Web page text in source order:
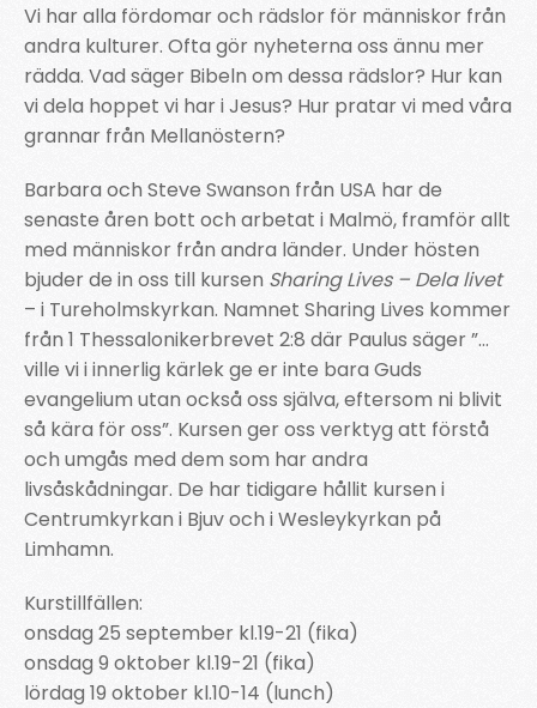
Vi har alla fördomar och rädslor för människor från
andra kulturer. Ofta gör nyheterna oss ännu mer
rädda. Vad säger Bibeln om dessa rädslor? Hur kan
vi dela hoppet vi har i Jesus? Hur pratar vi med våra
grannar från Mellanöstern?
Barbara och Steve Swanson från USA har de
senaste åren bott och arbetat i Malmö, framför allt
med människor från andra länder. Under hösten
bjuder de in oss till kursen Sharing Lives – Dela livet
– i Tureholmskyrkan. Namnet Sharing Lives kommer
från 1 Thessalonikerbrevet 2:8 där Paulus säger ”…
ville vi i innerlig kärlek ge er inte bara Guds
evangelium utan också oss själva, eftersom ni blivit
så kära för oss”. Kursen ger oss verktyg att förstå
och umgås med dem som har andra
livsåskådningar. De har tidigare hållit kursen i
Centrumkyrkan i Bjuv och i Wesleykyrkan på
Limhamn.
Kurstillfällen:
onsdag 25 september kl.19-21 (fika)
onsdag 9 oktober kl.19-21 (fika)
lördag 19 oktober kl.10-14 (lunch)